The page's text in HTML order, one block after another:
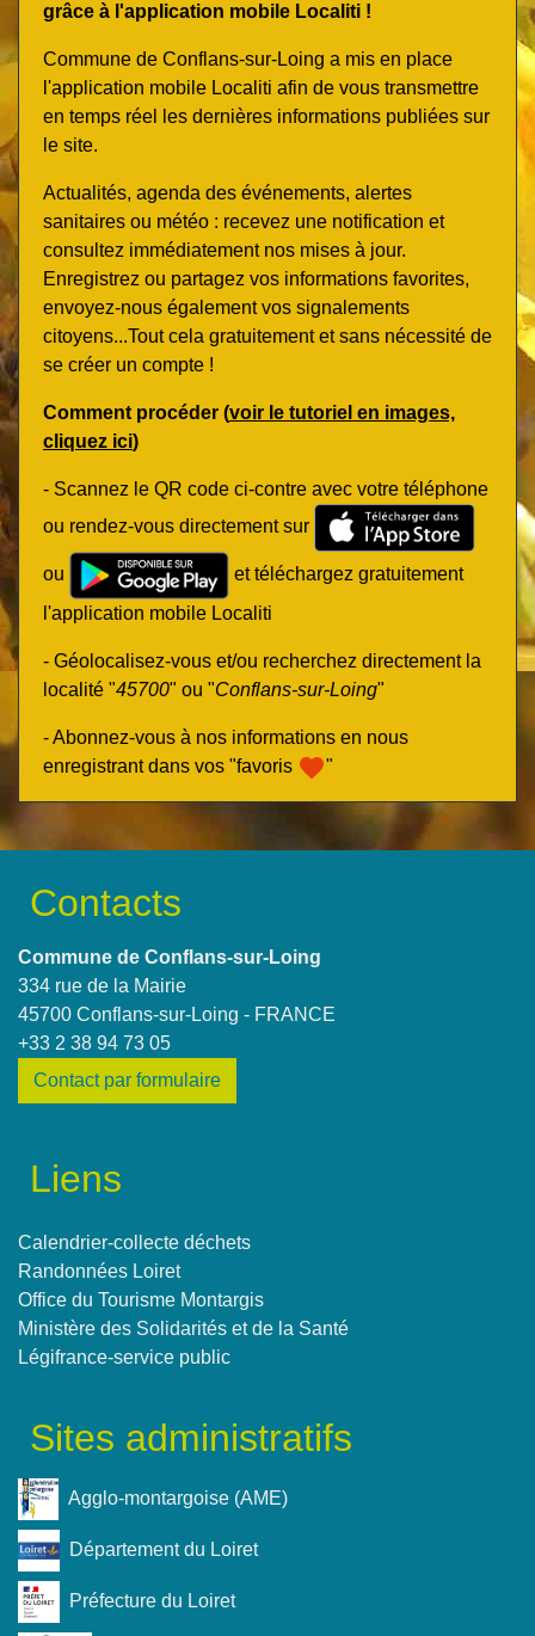
grâce à l'application mobile Localiti !
Commune de Conflans-sur-Loing a mis en place
l'application mobile Localiti afin de vous transmettre
en temps réel les dernières informations publiées sur
le site.
Actualités, agenda des événements, alertes
sanitaires ou météo : recevez une notification et
consultez immédiatement nos mises à jour.
Enregistrez ou partagez vos informations favorites,
envoyez-nous également vos signalements
citoyens...Tout cela gratuitement et sans nécessité de
se créer un compte !
Comment procéder (voir le tutoriel en images,
cliquez ici)
- Scannez le QR code ci-contre avec votre téléphone
ou rendez-vous directement sur
ou
et téléchargez gratuitement
l'application mobile Localiti
- Géolocalisez-vous et/ou recherchez directement la
localité "45700" ou "Conflans-sur-Loing"
- Abonnez-vous à nos informations en nous
enregistrant dans vos "favoris favorite"
Contacts
Commune de Conflans-sur-Loing
334 rue de la Mairie
45700 Conflans-sur-Loing - FRANCE
+33 2 38 94 73 05
Contact par formulaire
Liens
Calendrier-collecte déchets
Randonnées Loiret
Office du Tourisme Montargis
Ministère des Solidarités et de la Santé
Légifrance-service public
Sites administratifs
Agglo-montargoise (AME)
Département du Loiret
Préfecture du Loiret